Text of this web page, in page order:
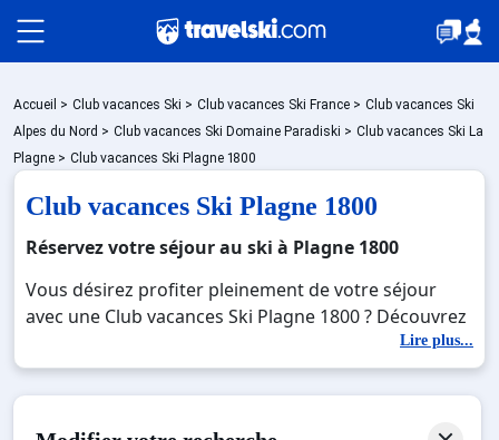
Packages
Bons plans
Accueil > Club vacances Ski > Club vacances Ski France > Club vacances Ski
Alpes du Nord > Club vacances Ski Domaine Paradiski > Club vacances Ski La
Plagne > Club vacances Ski Plagne 1800
Club vacances Ski Plagne 1800
Réservez votre séjour au ski à Plagne 1800
Vous désirez profiter pleinement de votre séjour
avec une Club vacances Ski Plagne 1800 ? Découvrez
nos offres de Club vacances Ski Plagne 1800 pour
skier sans limite à noel, jour de l'an, février. Fermez
les yeux et imaginez… Profitez de votre Club
Lire plus...